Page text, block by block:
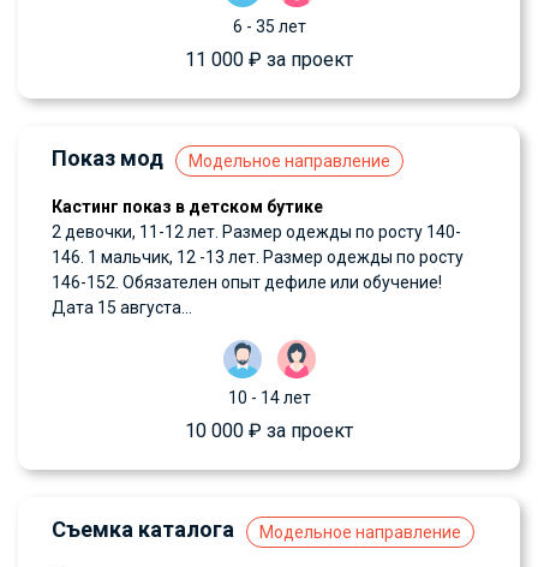
6 - 35 лет
11 000 ₽ за проект
Показ мод Модельное направление
Кастинг показ в детском бутике
2 девочки, 11-12 лет. Размер одежды по росту 140-
146. 1 мальчик, 12 -13 лет. Размер одежды по росту
146-152. Обязателен опыт дефиле или обучение!
Дата 15 августа...
10 - 14 лет
10 000 ₽ за проект
Съемка каталога Модельное направление